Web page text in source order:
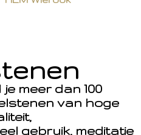
meer dan 100
van hoge
gebruik, meditatie